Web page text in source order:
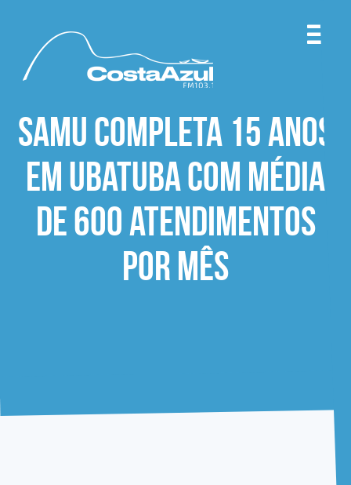
SAMU completa 15 anos
em Ubatuba com média
de 600 atendimentos
por mês